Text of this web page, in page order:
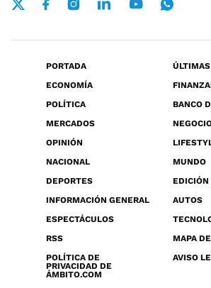
PORTADA
ECONOMÍA
POLÍTICA
BANCO
MERCADOS
OPINIÓN
NACIONAL
MUNDO
DEPORTES
EDICIÓN
INFORMACIÓN GENERAL
AUTOS
ESPECTÁCULOS
RSS
MAPA
POLÍTICA DE
PRIVACIDAD DE
ÁMBITO.COM
AVISO